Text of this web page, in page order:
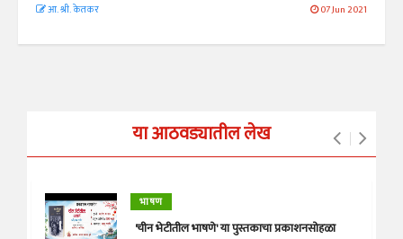
आ. श्री. केतकर 07 Jun 2021
या आठवड्यातील लेख
भाषण
'चीन भेटीतील भाषणे' या पुस्तकाचा प्रकाशनसोहळा